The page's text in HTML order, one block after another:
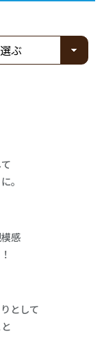
。
感
として